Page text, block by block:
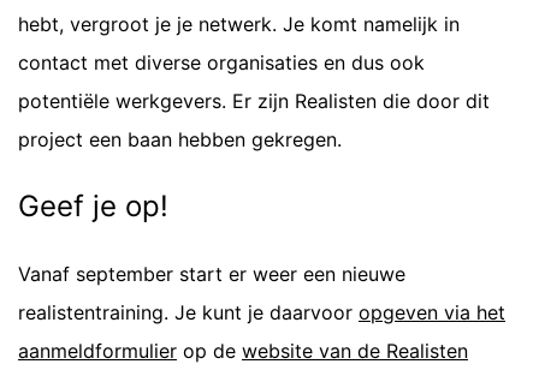
hebt, vergroot je je netwerk. Je komt namelijk in
contact met diverse organisaties en dus ook
potentiële werkgevers. Er zijn Realisten die door dit
project een baan hebben gekregen.
Geef je op!
Vanaf september start er weer een nieuwe
realistentraining. Je kunt je daarvoor opgeven via het
aanmeldformulier op de website van de Realisten